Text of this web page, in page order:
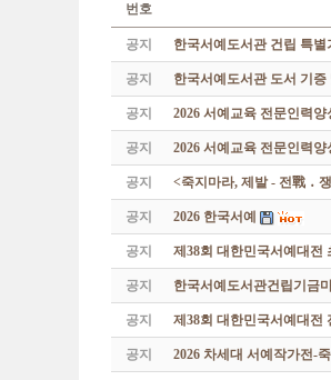
번호
공지 한국서예도서관 건립 특별
공지 한국서예도서관 도서 기증
공지 2026 서예교육 전문인력
공지 2026 서예교육 전문인력
공지 <죽지마라, 제발 - 전戰 ․
공지 2026 한국서예
공지 제38회 대한민국서예대전
공지 한국서예도서관건립기금
공지 제38회 대한민국서예대전
공지 2026 차세대 서예작가전-